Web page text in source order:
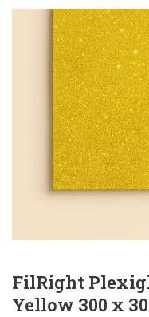
FilRight
Yellow 300 x